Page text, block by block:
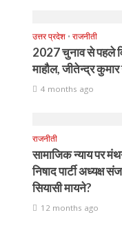
उत्तर प्रदेश • राजनीती
2027 चुनाव से पहले
माहौल, जीतेन्द्र कुमार
4 months ago
राजनीती
सामाजिक न्याय पर
निषाद पार्टी अध्यक्ष
सियासी मायने?
12 months ago